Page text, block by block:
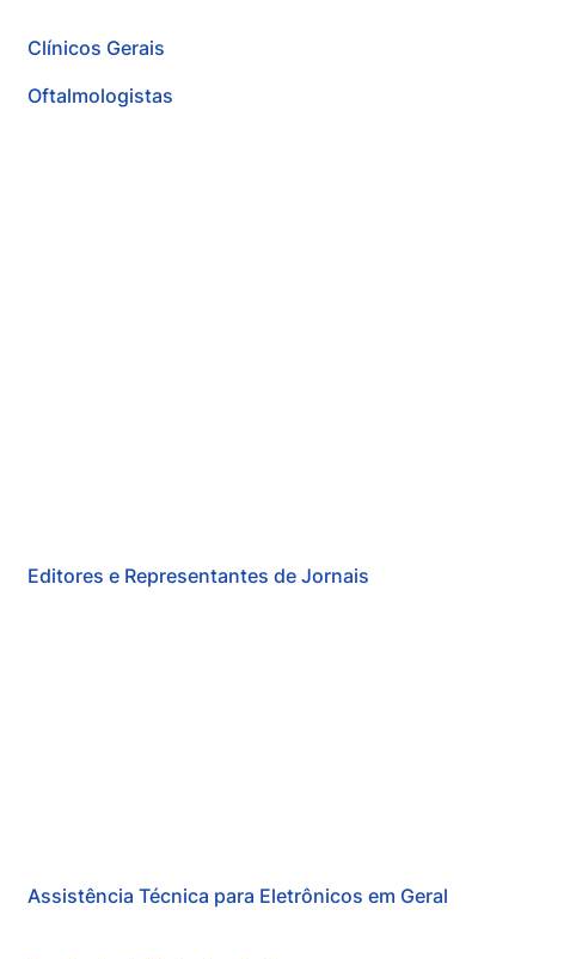
Clínicos Gerais
Oftalmologistas
Editores e Representantes de Jornais
Assistência Técnica para Eletrônicos em Geral